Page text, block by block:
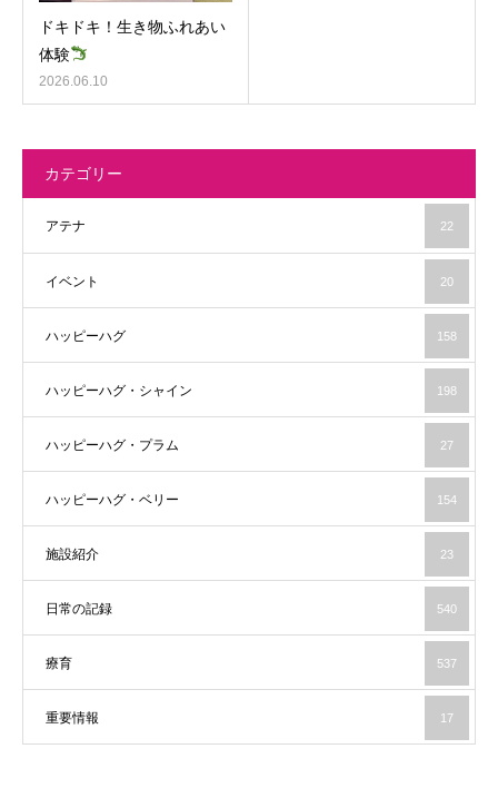
ドキドキ！生き物ふれあい
体験
2026.06.10
カテゴリー
アテナ 22
イベント 20
ハッピーハグ 158
ハッピーハグ・シャイン 198
ハッピーハグ・プラム 27
ハッピーハグ・ベリー 154
施設紹介 23
日常の記録 540
療育 537
重要情報 17